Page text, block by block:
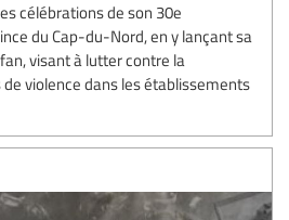
célébrations de son 30e
du Cap-du-Nord, en y lançant sa
visant à lutter contre la
violence dans les établissements